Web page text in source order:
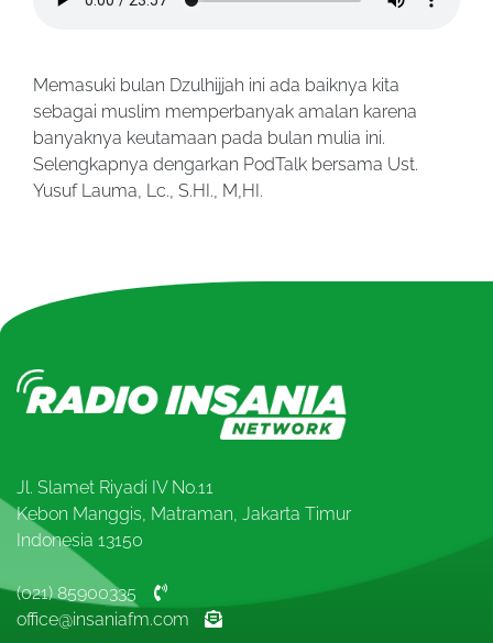
Memasuki bulan Dzulhijjah ini ada baiknya kita
sebagai muslim memperbanyak amalan karena
banyaknya keutamaan pada bulan mulia ini.
Selengkapnya dengarkan PodTalk bersama Ust.
Yusuf Lauma, Lc., S.HI., M,HI.
Jl. Slamet Riyadi IV No.11
Kebon Manggis, Matraman, Jakarta Timur
Indonesia 13150
(021) 85900335
office@insaniafm.com